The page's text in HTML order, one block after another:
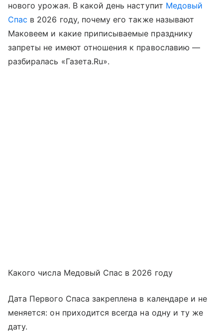
нового урожая. В какой день наступит Медовый
Спас в 2026 году, почему его также называют
Маковеем и какие приписываемые празднику
запреты не имеют отношения к православию —
разбиралась «Газета.Ru».
Какого числа Медовый Спас в 2026 году
Дата Первого Спаса закреплена в календаре и не
меняется: он приходится всегда на одну и ту же
дату.